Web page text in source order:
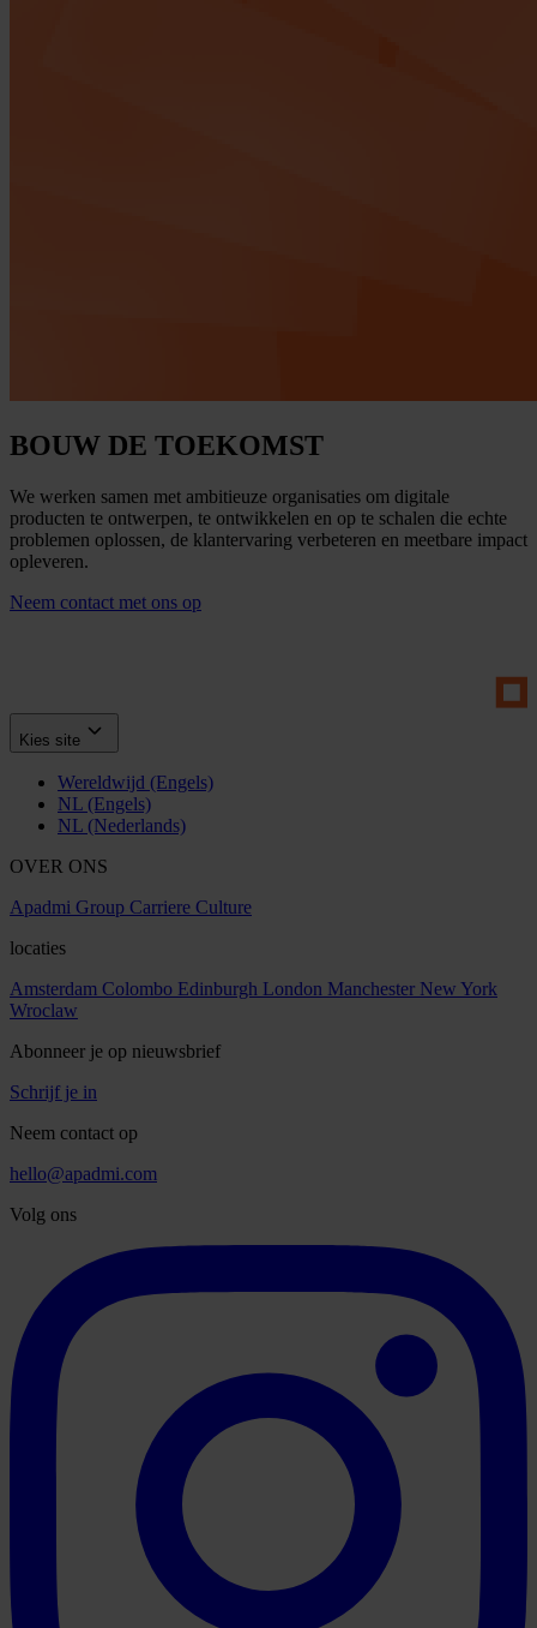
BOUW DE TOEKOMST
We werken samen met ambitieuze organisaties om digitale
producten te ontwerpen, te ontwikkelen en op te schalen die echte
problemen oplossen, de klantervaring verbeteren en meetbare impact
opleveren.
Neem contact met ons op
Kies site
Wereldwijd (Engels)
NL (Engels)
NL (Nederlands)
OVER ONS
Apadmi Group Carriere Culture
locaties
Amsterdam Colombo Edinburgh London Manchester New York
Wroclaw
Abonneer je op nieuwsbrief
Schrijf je in
Neem contact op
hello@apadmi.com
Volg ons